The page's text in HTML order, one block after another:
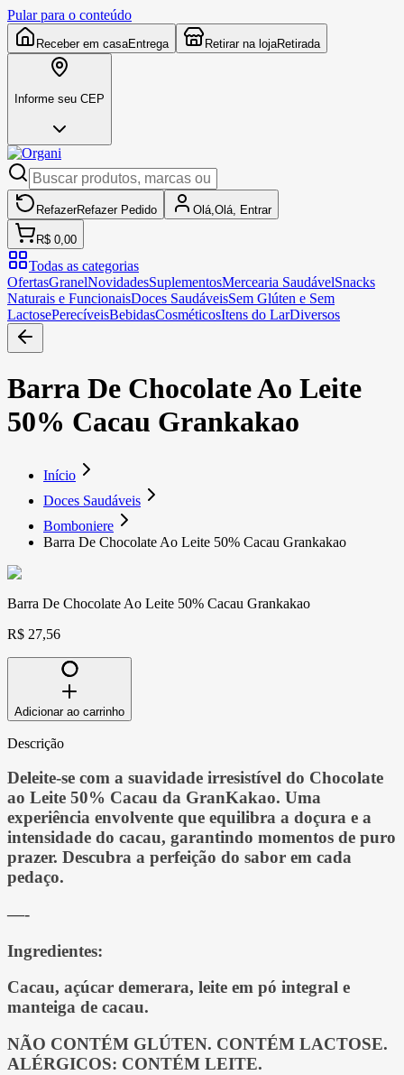
Pular para o conteúdo
Receber em casaEntrega Retirar na lojaRetirada
Informe seu CEP
RefazerRefazer Pedido Olá, Olá, Entrar
R$ 0,00
Todas as categorias
OfertasGranelNovidadesSuplementosMercearia SaudávelSnacks
Naturais e FuncionaisDoces SaudáveisSem Glúten e Sem
LactosePerecíveisBebidasCosméticosItens do LarDiversos
Barra De Chocolate Ao Leite
50% Cacau Grankakao
Início
Doces Saudáveis
Bomboniere
Barra De Chocolate Ao Leite 50% Cacau Grankakao
Barra De Chocolate Ao Leite 50% Cacau Grankakao
R$ 27,56
Adicionar ao carrinho
Descrição
Deleite-se com a suavidade irresistível do Chocolate
ao Leite 50% Cacau da GranKakao. Uma
experiência envolvente que equilibra a doçura e a
intensidade do cacau, garantindo momentos de puro
prazer. Descubra a perfeição do sabor em cada
pedaço.
—-
Ingredientes:
Cacau, açúcar demerara, leite em pó integral e
manteiga de cacau.
NÃO CONTÉM GLÚTEN. CONTÉM LACTOSE.
ALÉRGICOS: CONTÉM LEITE.